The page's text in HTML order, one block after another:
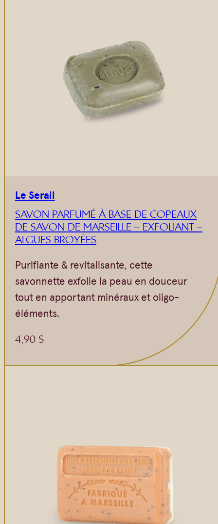
Le Serail
SAVON PARFUMÉ À BASE DE COPEAUX
DE SAVON DE MARSEILLE – EXFOLIANT –
ALGUES BROYÉES
Purifiante & revitalisante, cette
savonnette exfolie la peau en douceur
tout en apportant minéraux et oligo-
éléments.
4,90 $